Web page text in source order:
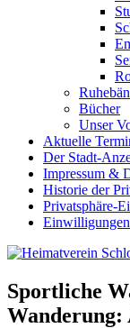
Bücher
Unser
Aktuelle
Der Stadt-
Impressum &
Historie der
Privatsphäre-
Sportliche
Wanderung: